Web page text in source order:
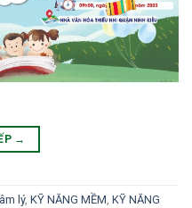
→
lý, KỸ NĂNG MỀM, KỸ NĂNG